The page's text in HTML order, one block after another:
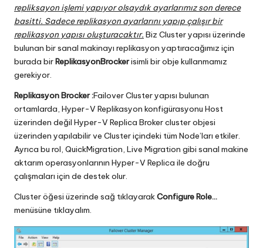
repliksayon işlemi yapıyor olsaydık ayarlarımız son derece
basitti. Sadece replikasyon ayarlarını yapıp çalışır bir
replikasyon yapısı oluşturacaktır. Biz Cluster yapısı üzerinde
bulunan bir sanal makinayı replikasyon yaptıracağımız için
burada birReplikasyonBrockerisimli bir obje kullanmamız
gerekiyor.
Replikasyon Brocker :Failover Cluster yapısı bulunan
ortamlarda, Hyper-V Replikasyon konfigürasyonu Host
üzerinden değil Hyper-V Replica Broker cluster objesi
üzerinden yapılabilir ve Cluster içindeki tüm Node’ları etkiler.
Ayrıca bu rol, QuickMigration, Live Migration gibi sanal makine
aktarım operasyonlarının Hyper-V Replica ile doğru
çalışmaları için de destek olur.
Cluster öğesi üzerinde sağ tıklayarakConfigure Role…
menüsüne tıklayalım.